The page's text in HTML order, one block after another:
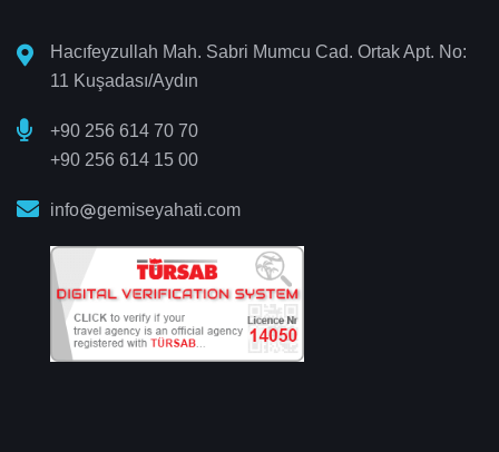
Hacıfeyzullah Mah. Sabri Mumcu Cad. Ortak Apt. No:
11 Kuşadası/Aydın
+90 256 614 70 70
+90 256 614 15 00
info gemiseyahati.com